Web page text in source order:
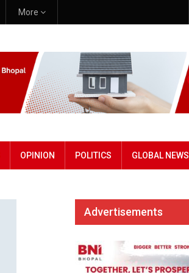
More
OPINION POLITICS GLOBAL NEWS
Advertisements